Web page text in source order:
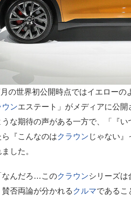
の世界初公開時点ではイエロー
ウンエステート」がメディアに公開
な期待の声がある一方で、「『い
『こんなのはクラウン じゃない
した。
んだろ…このクラウンシリーズは
賛否両論が分かれる クルマであるこ